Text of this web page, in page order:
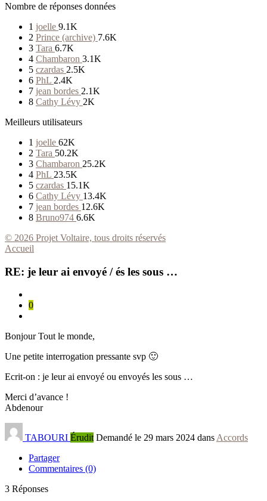
Nombre de réponses données
1 joelle 9.1K
2 Prince (archive) 7.6K
3 Tara 6.7K
4 Chambaron 3.1K
5 czardas 2.5K
6 PhL 2.4K
7 jean bordes 2.1K
8 Cathy Lévy 2K
Meilleurs utilisateurs
1 joelle 62K
2 Tara 50.2K
3 Chambaron 25.2K
4 PhL 23.5K
5 czardas 15.1K
6 Cathy Lévy 13.4K
7 jean bordes 12.6K
8 Bruno974 6.6K
© 2026 Projet Voltaire, tous droits réservés
Accueil
RE: je leur ai envoyé / és les sous …
0
Bonjour Tout le monde,
Une petite interrogation pressante svp 🙂
Ecrit-on : je leur ai envoyé ou envoyés les sous …
Merci d’avance !
Abdenour
TABOURI Érudit Demandé le 29 mars 2024 dans Accords
Partager
Commentaires (0)
3 Réponses